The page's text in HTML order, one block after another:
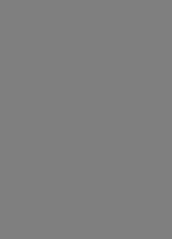
Deal" mit 3 kommentare.
bereitet Banken laut